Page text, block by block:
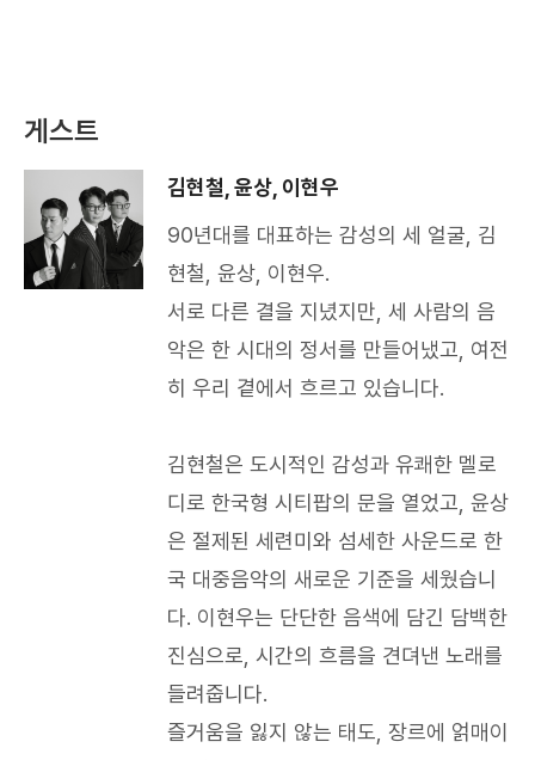
게스트
김현철, 윤상, 이현우
90년대를 대표하는 감성의 세 얼굴, 김
현철, 윤상, 이현우.
서로 다른 결을 지녔지만, 세 사람의 음
악은 한 시대의 정서를 만들어냈고, 여전
히 우리 곁에서 흐르고 있습니다.
김현철은 도시적인 감성과 유쾌한 멜로
디로 한국형 시티팝의 문을 열었고, 윤상
은 절제된 세련미와 섬세한 사운드로 한
국 대중음악의 새로운 기준을 세웠습니
다. 이현우는 단단한 음색에 담긴 담백한
진심으로, 시간의 흐름을 견뎌낸 노래를
들려줍니다.
즐거움을 잃지 않는 태도, 장르에 얽매이